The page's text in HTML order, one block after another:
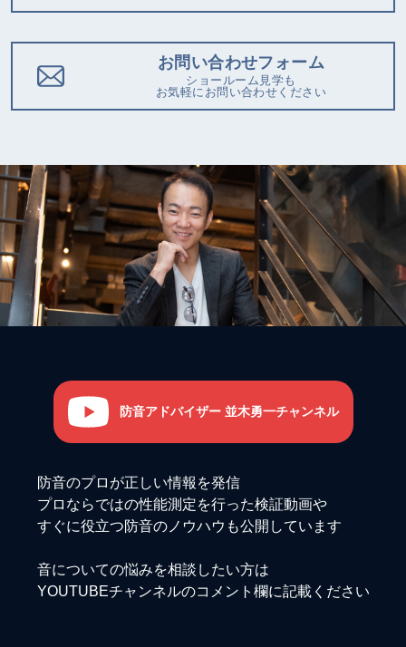
お問い合わせフォーム
ショールーム見学も
お気軽にお問い合わせください
防音アドバイザー 並木勇一チャンネル
防音のプロが正しい情報を発信
プロならではの性能測定を行った検証動画や
すぐに役立つ防音のノウハウも公開しています
音についての悩みを相談したい方は
YOUTUBEチャンネルのコメント欄に記載ください